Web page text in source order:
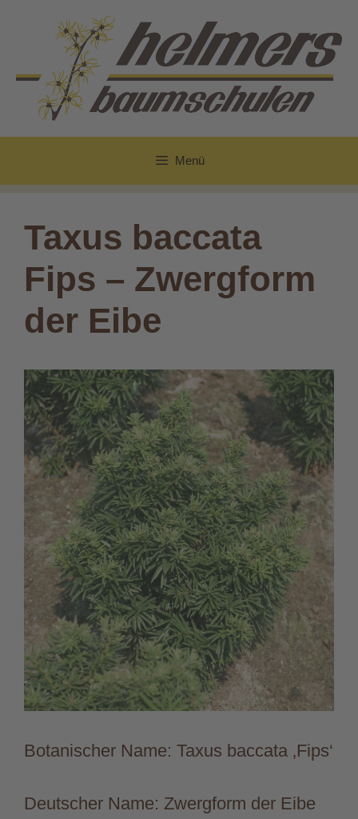
springen
Menü
Taxus baccata
Fips – Zwergform
der Eibe
Botanischer Name: Taxus baccata ‚Fips‘
Deutscher Name: Zwergform der Eibe